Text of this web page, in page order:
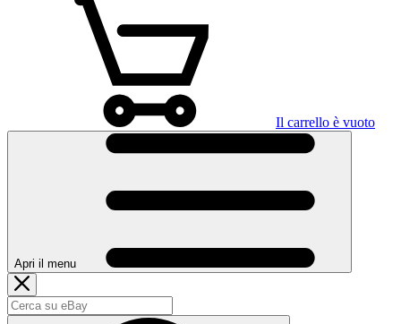
Il carrello è vuoto
Apri il menu